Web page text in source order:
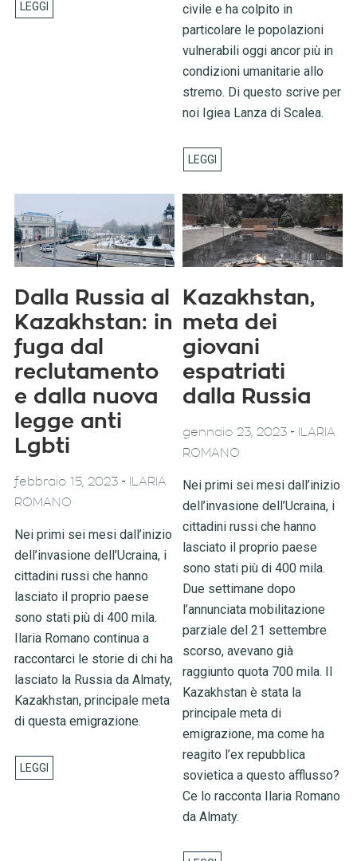
civile e ha colpito in
particolare le popolazioni
vulnerabili oggi ancor più in
condizioni umanitarie allo
stremo. Di questo scrive per
noi Igiea Lanza di Scalea.
Dalla Russia al
Kazakhstan: in
fuga dal
reclutamento
e dalla nuova
legge anti
Lgbti
febbraio 15, 2023-
ILARIA
ROMANO
Nei primi sei mesi dall’inizio
dell’invasione dell’Ucraina, i
cittadini russi che hanno
lasciato il proprio paese
sono stati più di 400 mila.
Ilaria Romano continua a
raccontarci le storie di chi ha
lasciato la Russia da Almaty,
Kazakhstan, principale meta
di questa emigrazione.
Kazakhstan,
meta dei
giovani
espatriati
dalla Russia
gennaio 23, 2023 -
ILARIA
ROMANO
Nei primi sei mesi dall’inizio
dell’invasione dell’Ucraina, i
cittadini russi che hanno
lasciato il proprio paese
sono stati più di 400 mila.
Due settimane dopo
l’annunciata mobilitazione
parziale del 21 settembre
scorso, avevano già
raggiunto quota 700 mila. Il
Kazakhstan è stata la
principale meta di
emigrazione, ma come ha
reagito l’ex repubblica
sovietica a questo afflusso?
Ce lo racconta Ilaria Romano
da Almaty.